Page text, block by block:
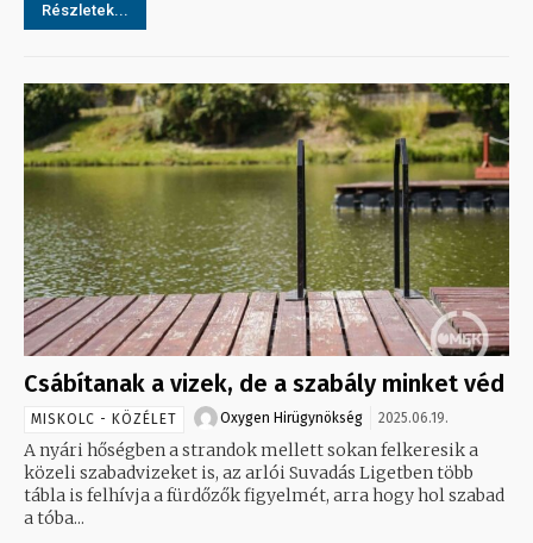
Részletek...
Csábítanak a vizek, de a szabály minket véd
MISKOLC - KÖZÉLET Oxygen Hirügynökség 2025.06.19.
A nyári hőségben a strandok mellett sokan felkeresik a
közeli szabadvizeket is, az arlói Suvadás Ligetben több
tábla is felhívja a fürdőzők figyelmét, arra hogy hol szabad
a tóba...